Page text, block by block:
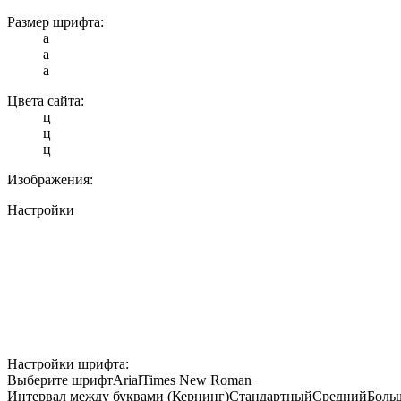
Размер шрифта:
a
a
a
Цвета сайта:
ц
ц
ц
Изображения:
Настройки
Настройки шрифта:
Выберите шрифтArialTimes New Roman
Интервал между буквами (Кернинг)СтандартныйСредний